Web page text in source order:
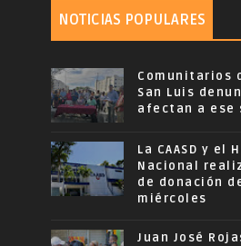
NOTICIAS POPULARES
Comunitarios
San Luis
afectan a ese
La CAASD y el
Nacional
de donación
miércoles
Juan José